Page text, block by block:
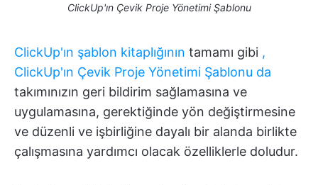
ClickUp'ın Çevik Proje Yönetimi Şablonu
ClickUp'ın şablon kitaplığının tamamı gibi ,
ClickUp'ın Çevik Proje Yönetimi Şablonu da
takımınızın geri bildirim sağlamasına ve
uygulamasına, gerektiğinde yön değiştirmesine
ve düzenli ve işbirliğine dayalı bir alanda birlikte
çalışmasına yardımcı olacak özelliklerle doludur.